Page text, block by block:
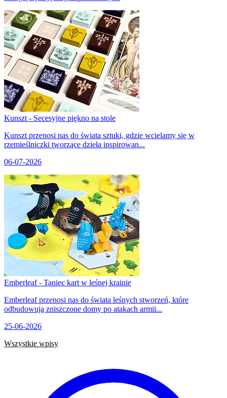
Kunszt - Secesyjne piękno na stole
Kunszt przenosi nas do świata sztuki, gdzie wcielamy się w
rzemieślniczki tworzące dzieła inspirowan...
06-07-2026
Emberleaf - Taniec kart w leśnej krainie
Emberleaf przenosi nas do świata leśnych stworzeń, które
odbudowują zniszczone domy po atakach armii...
25-06-2026
Wszystkie wpisy